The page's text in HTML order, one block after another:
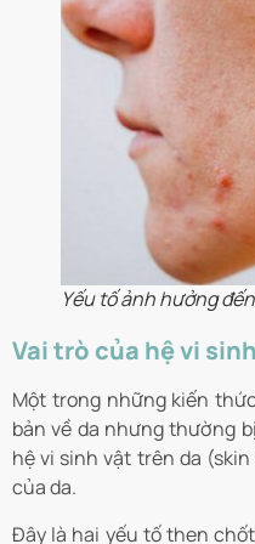
Yếu tố ảnh hưởng
Vai trò của hệ vi
Một trong những kiến
bản về da nhưng thường
hệ vi sinh vật trên da
của da.
Đây là hai yếu tố then